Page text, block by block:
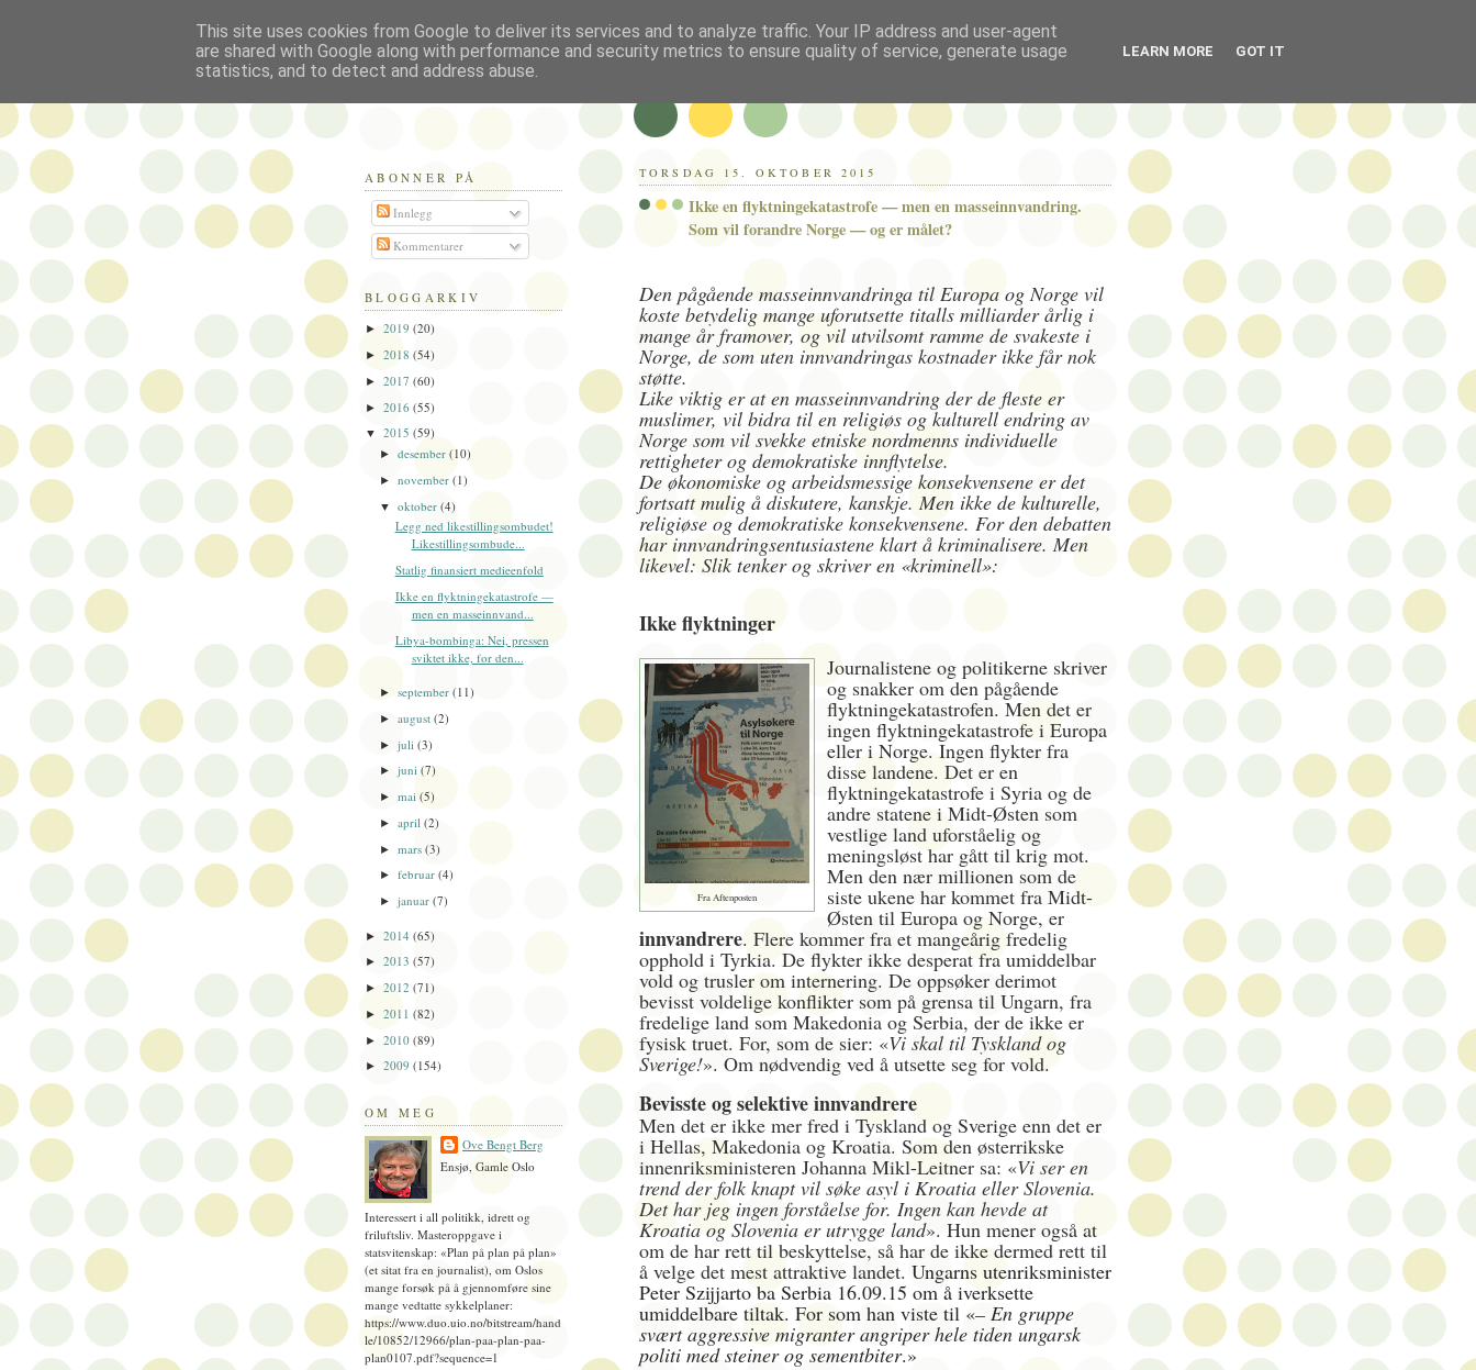
TORSDAG 15. OKTOBER 2015
Ikke en flyktningekatastrofe — men en masseinnvandring.
Som vil forandre Norge — og er målet?
Den pågående masseinnvandringa til Europa og Norge vil
koste betydelig mange uforutsette titalls milliarder årlig i
mange år framover, og vil utvilsomt ramme de svakeste i
Norge, de som uten innvandringas kostnader ikke får nok
støtte.
Like viktig er at en masseinnvandring der de fleste er
muslimer, vil bidra til en religiøs og kulturell endring av
Norge som vil svekke etniske nordmenns individuelle
rettigheter og demokratiske innflytelse.
De økonomiske og arbeidsmessige konsekvensene er det
fortsatt mulig å diskutere, kanskje. Men ikke de kulturelle,
religiøse og demokratiske konsekvensene. For den debatten
har innvandringsentusiastene klart å kriminalisere. Men
likevel: Slik tenker og skriver en «kriminell»:
Ikke flyktninger
Fra Aftenposten
Journalistene og politikerne skriver
og snakker om den pågående
flyktningekatastrofen. Men det er
ingen flyktningekatastrofe i Europa
eller i Norge. Ingen flykter fra
disse landene. Det er en
flyktningekatastrofe i Syria og de
andre statene i Midt-Østen som
vestlige land uforståelig og
meningsløst har gått til krig mot.
Men den nær millionen som de
siste ukene har kommet fra Midt-
Østen til Europa og Norge, er
innvandrere. Flere kommer fra et mangeårig fredelig
opphold i Tyrkia. De flykter ikke desperat fra umiddelbar
vold og trusler om internering. De oppsøker derimot
bevisst voldelige konflikter som på grensa til Ungarn, fra
fredelige land som Makedonia og Serbia, der de ikke er
fysisk truet. For, som de sier: «Vi skal til Tyskland og
Sverige!». Om nødvendig ved å utsette seg for vold.
Bevisste og selektive innvandrere
Men det er ikke mer fred i Tyskland og Sverige enn det er
i Hellas, Makedonia og Kroatia. Som den østerrikske
innenriksministeren Johanna Mikl-Leitner sa: «Vi ser en
trend der folk knapt vil søke asyl i Kroatia eller Slovenia.
Det har jeg ingen forståelse for. Ingen kan hevde at
Kroatia og Slovenia er utrygge land». Hun mener også at
om de har rett til beskyttelse, så har de ikke dermed rett til
å velge det mest attraktive landet. Ungarns utenriksminister
Peter Szijjarto ba Serbia 16.09.15 om å iverksette
umiddelbare tiltak. For som han viste til «– En gruppe
svært aggressive migranter angriper hele tiden ungarsk
politi med steiner og sementbiter.»
Politikus
ABONNER PÅ
Innlegg
Kommentarer
BLOGGARKIV
► 2019 (20)
► 2018 (54)
► 2017 (60)
► 2016 (55)
▼ 2015 (59)
►desember(10)
►november(1)
▼oktober(4)
Legg ned likestillingsombudet!
Likestillingsombude...
Statlig finansiert medieenfold
Ikke en flyktningekatastrofe —
men en masseinnvand...
Libya-bombinga: Nei, pressen
sviktet ikke, for den...
►september(11)
►august(2)
►juli(3)
►juni(7)
►mai(5)
►april(2)
►mars(3)
►februar(4)
►januar(7)
► 2014 (65)
► 2013 (57)
► 2012 (71)
► 2011 (82)
► 2010 (89)
► 2009 (154)
OM MEG
Ove Bengt Berg
Ensjø, Gamle Oslo
Interessert i all politikk, idrett og
friluftsliv. Masteroppgave i
statsvitenskap: «Plan på plan på plan»
(et sitat fra en journalist), om Oslos
mange forsøk på å gjennomføre sine
mange vedtatte sykkelplaner:
https://www.duo.uio.no/bitstream/hand
le/10852/12966/plan-paa-plan-paa-
plan0107.pdf?sequence=1
This site uses cookies from Google to deliver its services and to analyze traffic. Your IP address and user-agent
are shared with Google along with performance and security metrics to ensure quality of service, generate usage
statistics, and to detect and address abuse.
LEARN MORE GOT IT